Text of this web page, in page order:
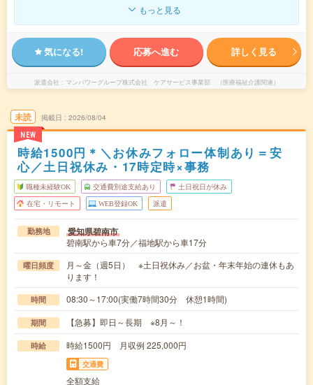
もっと見る
気になる! 応募へ進む 詳しく見る
派遣会社 マンパワーグループ株式会社 ケアサービス事業部 （医療福祉介護関連）
未読
NEW
掲載日 2026/08/04
時給1500円＊＼お休みフォロー体制あり＝安
心／土日祝休み・17時定時×事務
職種未経験OK 交通費別途支給あり 土日祝日が休み
在宅・リモート WEB登録OK 派遣
勤務地 愛知県碧南市
碧南駅から車7分／福地駅から車17分
曜日頻度
月～金（週5日） ※土日祝休み／お盆・年末年始の連休もあ
ります！
時間 08:30～17:00(実働7時間30分 休憩1時間)
期間 【急募】即日～長期 ※8月～！
時給 時給1500円 月収例 225,000円
交通費
全額支給